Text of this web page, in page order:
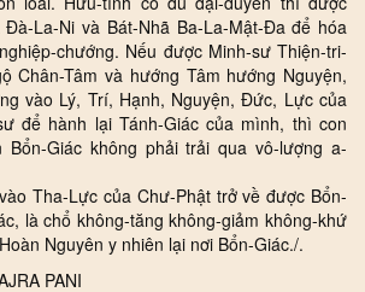
La-Ni và Bát-Nhã Ba-La-Mật-Đa để hóa
chướng. Nếu được Minh-sư Thiện-tri-
Chân-Tâm và hướng Tâm hướng Nguyện,
vào Lý, Trí, Hạnh, Nguyện, Đức, Lực của
để hành lại Tánh-Giác của mình, thì con
Bổn-Giác không phải trải qua vô-lượng a-
Tha-Lực của Chư-Phật trở về được Bổn-
là chổ không-tăng không-giảm không-khứ
Nguyên y nhiên lại nơi Bổn-Giác./.
PANI